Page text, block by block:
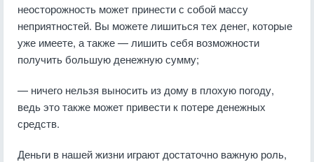
неосторожность может принести с собой массу
неприятностей. Вы можете лишиться тех денег, которые
уже имеете, а также — лишить себя возможности
получить большую денежную сумму;
— ничего нельзя выносить из дому в плохую погоду,
ведь это также может привести к потере денежных
средств.
Деньги в нашей жизни играют достаточно важную роль,